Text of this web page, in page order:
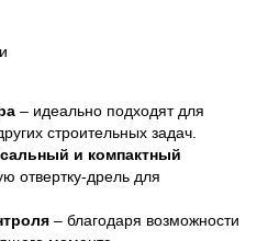
– идеально подходят для
строительных задач.
и компактный
отвертку-дрель для
– благодаря возможности